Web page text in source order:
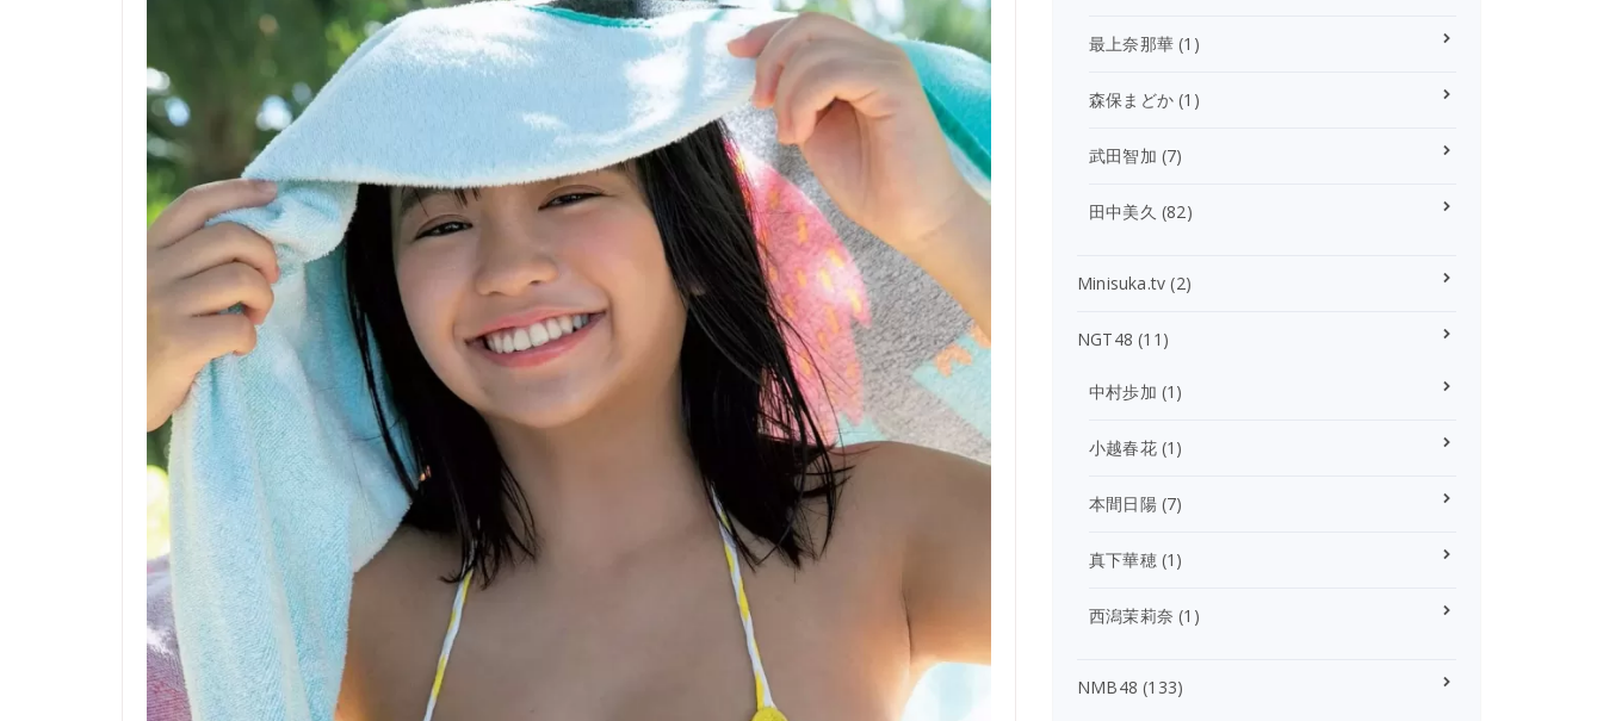
最上奈那華 (1)
森保まどか (1)
武田智加 (7)
田中美久 (82)
Minisuka.tv (2)
NGT48 (11)
中村歩加 (1)
小越春花(1)
本間日陽(7)
真下華穂(1)
西潟茉莉奈 (1)
NMB48 (133)